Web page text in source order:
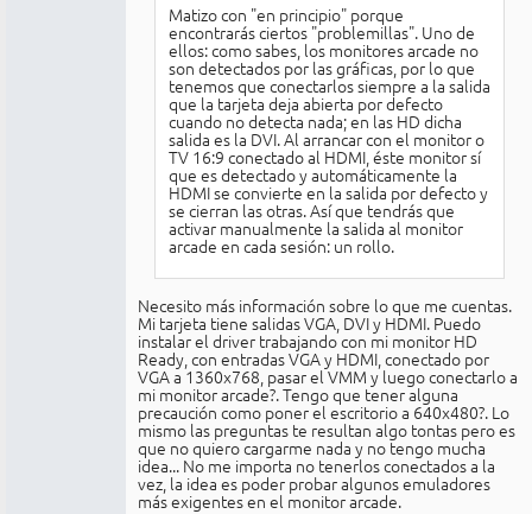
Matizo con "en principio" porque
encontrarás ciertos "problemillas". Uno de
ellos: como sabes, los monitores arcade no
son detectados por las gráficas, por lo que
tenemos que conectarlos siempre a la salida
que la tarjeta deja abierta por defecto
cuando no detecta nada; en las HD dicha
salida es la DVI. Al arrancar con el monitor o
TV 16:9 conectado al HDMI, éste monitor sí
que es detectado y automáticamente la
HDMI se convierte en la salida por defecto y
se cierran las otras. Así que tendrás que
activar manualmente la salida al monitor
arcade en cada sesión: un rollo.
Necesito más información sobre lo que me cuentas.
Mi tarjeta tiene salidas VGA, DVI y HDMI. Puedo
instalar el driver trabajando con mi monitor HD
Ready, con entradas VGA y HDMI, conectado por
VGA a 1360x768, pasar el VMM y luego conectarlo a
mi monitor arcade?. Tengo que tener alguna
precaución como poner el escritorio a 640x480?. Lo
mismo las preguntas te resultan algo tontas pero es
que no quiero cargarme nada y no tengo mucha
idea... No me importa no tenerlos conectados a la
vez, la idea es poder probar algunos emuladores
más exigentes en el monitor arcade.